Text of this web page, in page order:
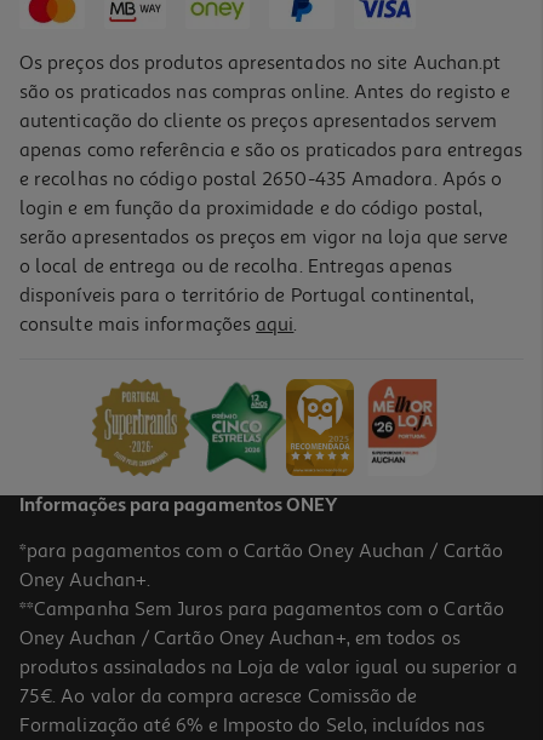
Termo Liquidos Actuel Inox Bege 0.35l
Os preços dos produtos apresentados no site Auchan.pt
são os praticados nas compras online. Antes do registo e
autenticação do cliente os preços apresentados servem
apenas como referência e são os praticados para entregas
e recolhas no código postal 2650-435 Amadora. Após o
login e em função da proximidade e do código postal,
serão apresentados os preços em vigor na loja que serve
o local de entrega ou de recolha. Entregas apenas
disponíveis para o território de Portugal continental,
consulte mais informações aqui.
Informações para pagamentos ONEY
*para pagamentos com o Cartão Oney Auchan / Cartão
Oney Auchan+.
**Campanha Sem Juros para pagamentos com o Cartão
Oney Auchan / Cartão Oney Auchan+, em todos os
produtos assinalados na Loja de valor igual ou superior a
75€. Ao valor da compra acresce Comissão de
Formalização até 6% e Imposto do Selo, incluídos nas